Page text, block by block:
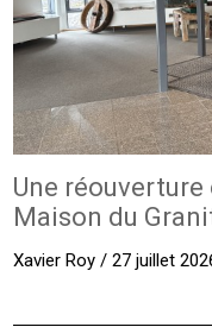
Une
Maison du
Xavier Roy / 27 juillet